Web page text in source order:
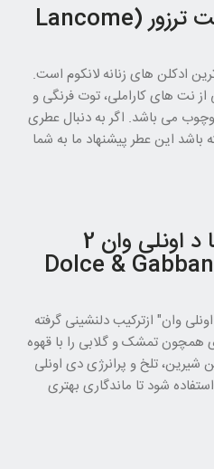
6.ادکلن لانکوم لانویت ترزور (Lancome
ادکلن های زنانه لانکوم است.
از نت های کاراملی، توت فرنگی و
وچوب می باشد. اگر به دنبال عطری
باشد این عطر پیشنهاد ما به شما
7.ادکلن دولچه گابانا د اونلی وان 2
(Dolce &
وان" ازترکیب دلنشینی گرفته
تمشک و گلابی را با قهوه
تلخ و پرانرژی دی اونلی
شود تا ماندگاری بهتری